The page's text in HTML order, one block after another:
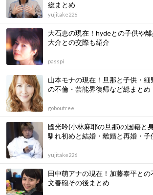
総まとめ
yujitake226
大石恵の現在！hydeとの子供や
大介との交際も紹介
passpi
山本モナの現在！旦那と子供・細
の不倫・芸能界復帰など総まとめ
goboutree
國光吟(小林麻耶の旦那)の国籍と
馴れ初めと結婚・離婚と再婚・子
yujitake226
田中萌アナの現在！加藤泰平との
文春砲その後まとめ